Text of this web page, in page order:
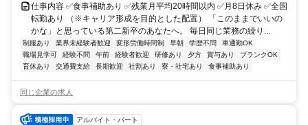
仕事内容 ✅食事補助あり ✅残業月平均20時間以内 ✅月8日休み ✅全国
転勤あり （※キャリア形成を目的とした配置） 「このままでいいの
かな」と思っている第二新卒のあなたへ。 毎日同じ業務の繰り...
制服あり 業界未経験者歓迎 変形労働時間制 早朝 学歴不問
車通勤OK
職場見学可
経験不問 午前 経験者歓迎 研修あり 夕方 賞与あり
ブランクOK
育休あり
交通費支給 長期歓迎 社割あり 寮・社宅あり 食事補助あり
同じ企業の求人
アルバイト・パート